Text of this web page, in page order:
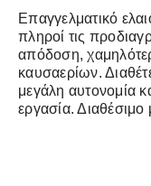
Επαγγελματικό
πληροί τις
απόδοση,
καυσαερίων.
μεγάλη αυτονομία
εργασία. Διαθέσιμο